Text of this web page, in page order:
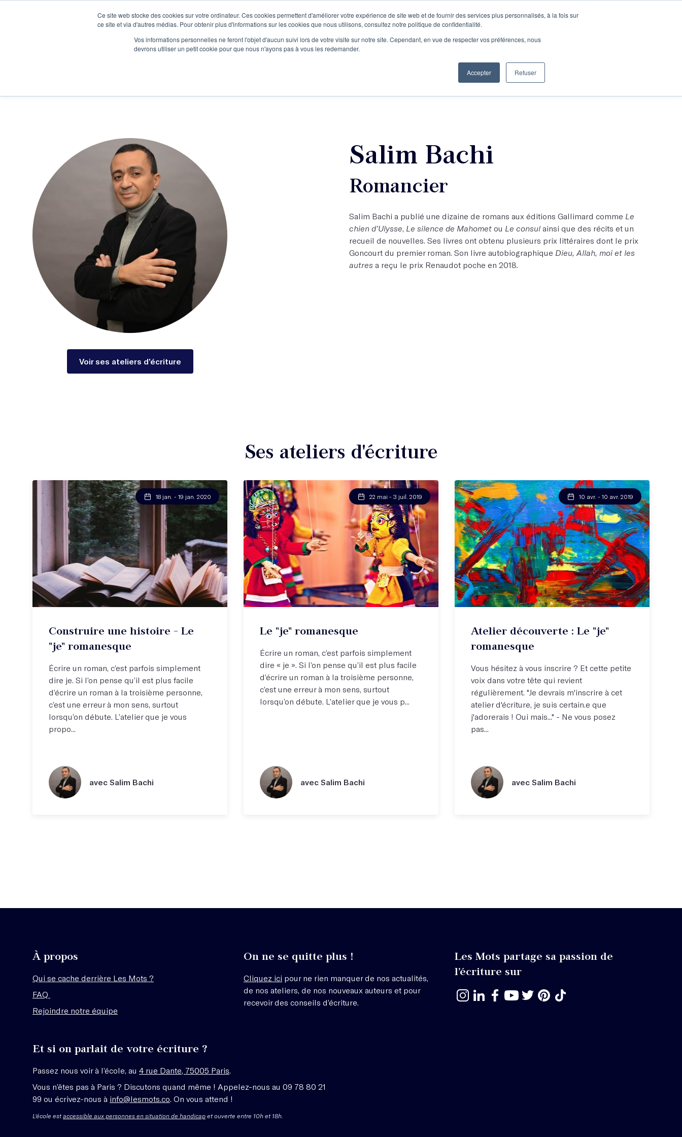
Ce site web stocke des cookies sur votre ordinateur. Ces cookies permettent d'améliorer votre expérience de site web et de fournir des services plus personnalisés, à la fois sur
ce site et via d'autres médias. Pour obtenir plus d'informations sur les cookies que nous utilisons, consultez notre politique de confidentialité.
Vos informations personnelles ne feront l'objet d'aucun suivi lors de votre visite sur notre site. Cependant, en vue de respecter vos préférences, nous
devrons utiliser un petit cookie pour que nous n'ayons pas à vous les redemander.
Accepter Refuser
Je participe à une session d’information Le podcast L'infolettre Se connecter Je découvre les ateliers
Entreprises
Voir ses ateliers d’écriture
Salim Bachi
Romancier
Salim Bachi a publié une dizaine de romans aux éditions Gallimard comme Le
chien d’Ulysse, Le silence de Mahomet ou Le consul ainsi que des récits et un
recueil de nouvelles. Ses livres ont obtenu plusieurs prix littéraires dont le prix
Goncourt du premier roman. Son livre autobiographique Dieu, Allah, moi et les
autres a reçu le prix Renaudot poche en 2018.
Ses ateliers d'écriture
18 jan. - 19 jan. 2020
Construire une histoire - Le
"je" romanesque
Écrire un roman, c’est parfois simplement
dire je. Si l’on pense qu’il est plus facile
d’écrire un roman à la troisième personne,
c’est une erreur à mon sens, surtout
lorsqu’on débute. L’atelier que je vous
propo...
avec Salim Bachi
22 mai - 3 juil. 2019
Le "je" romanesque
Écrire un roman, c’est parfois simplement
dire « je ». Si l’on pense qu’il est plus facile
d’écrire un roman à la troisième personne,
c’est une erreur à mon sens, surtout
lorsqu’on débute. L’atelier que je vous p...
avec Salim Bachi
10 avr. - 10 avr. 2019
Atelier découverte : Le "je"
romanesque
Vous hésitez à vous inscrire ? Et cette petite
voix dans votre tête qui revient
régulièrement. "Je devrais m'inscrire à cet
atelier d'écriture, je suis certain.e que
j'adorerais ! Oui mais..." - Ne vous posez
pas...
avec Salim Bachi
À propos
Qui se cache derrière Les Mots ?
FAQ
Rejoindre notre équipe
On ne se quitte plus !
Cliquez ici pour ne rien manquer de nos actualités,
de nos ateliers, de nos nouveaux auteurs et pour
recevoir des conseils d’écriture.
Les Mots partage sa passion de
l’écriture sur
Et si on parlait de votre écriture ?
Passez nous voir à l’école, au 4 rue Dante, 75005 Paris
Vous n’êtes pas à Paris ? Discutons quand même ! Appelez-nous au 09 78 80 21
99 ou écrivez-nous à info@lesmots.co . On vous attend !
L'école estaccessible aux personnes en situation de handicap et ouverte entre 10h et 18h.